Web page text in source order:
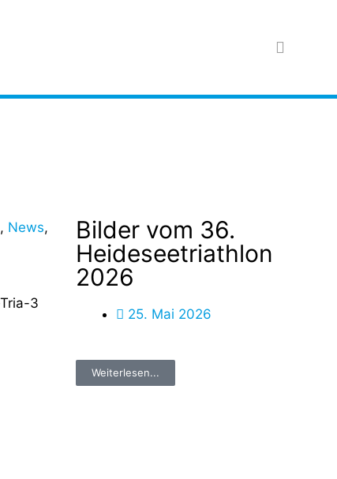
, News,
Bilder vom 36.
Heideseetriathlon
2026
25. Mai 2026
Weiterlesen...